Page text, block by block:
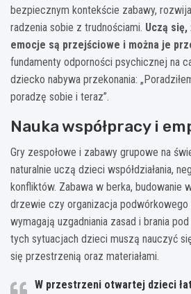
bezpiecznym kontekście zabawy,
radzenia sobie z trudnościami. Uczą
emocje są przejściowe i można je
fundamenty odporności psychicznej na
dziecko nabywa przekonania:
poradzę sobie i teraz”.
Nauka współpracy i
Gry zespołowe i zabawy grupowe na
naturalnie uczą dzieci współdziałania,
konfliktów. Zabawa w berka, budowanie
drzewie czy organizacja podwórkowego
wymagają uzgadniania zasad i brania
tych sytuacjach dzieci muszą nauczyć
się przestrzenią oraz materiałami.
W przestrzeni otwartej dzieci